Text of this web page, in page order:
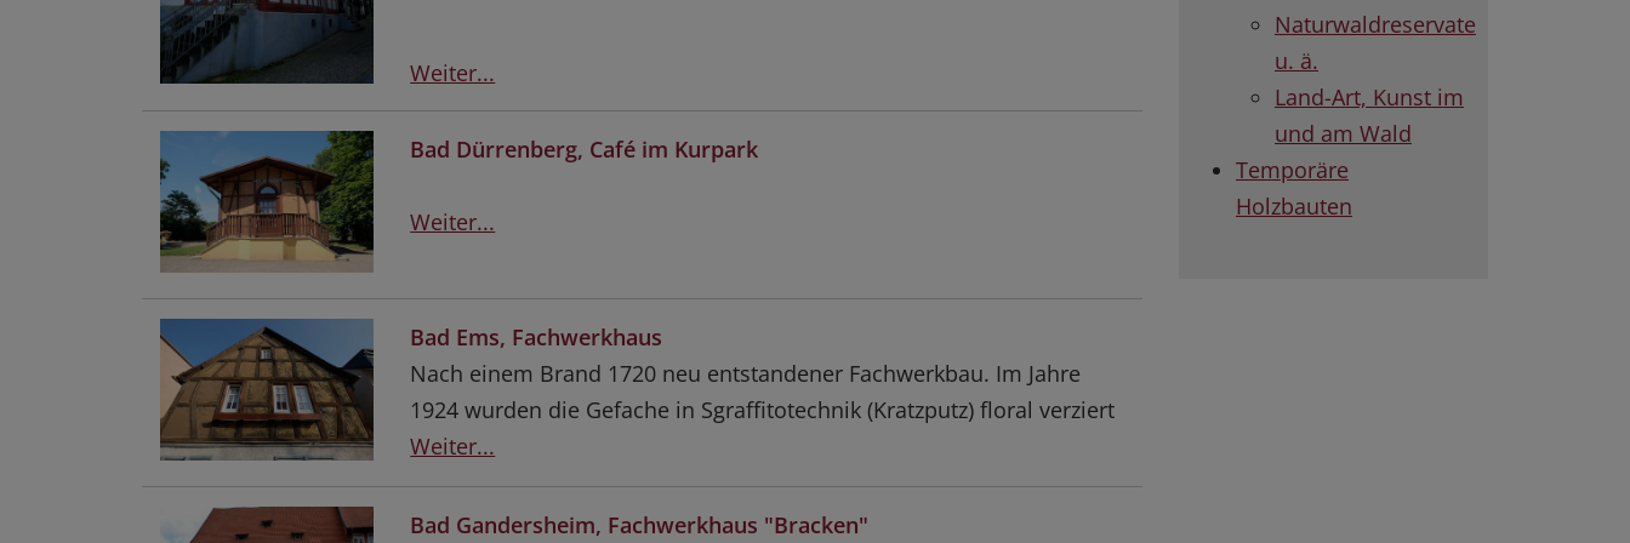
Weiter...
Bad Dürrenberg, Café im Kurpark
Weiter...
Bad Ems, Fachwerkhaus
Nach einem Brand 1720 neu entstandener Fachwerkbau. Im Jahre
1924 wurden die Gefache in Sgraffitotechnik (Kratzputz) floral verziert
Weiter...
Bad Gandersheim, Fachwerkhaus "Bracken"
Naturwaldreservate
u. ä.
Land-Art, Kunst im
und am Wald
Temporäre
Holzbauten